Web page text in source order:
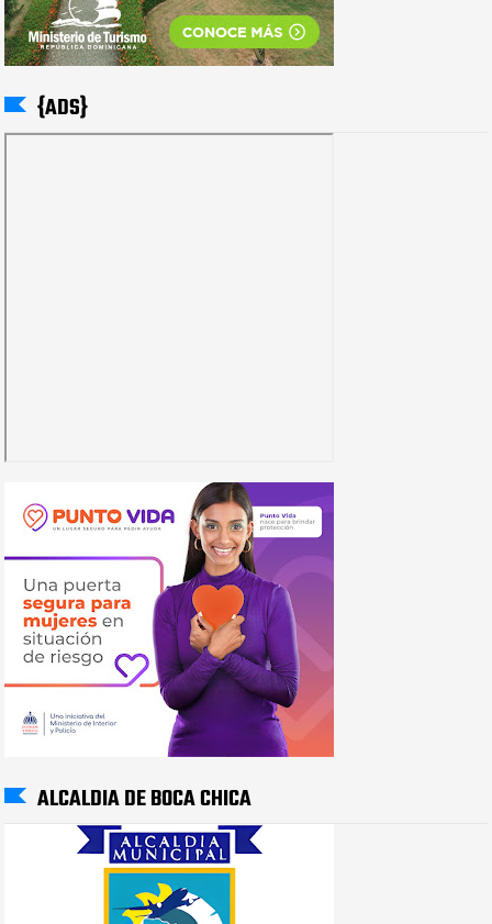
{ADS}
ALCALDIA DE BOCA CHICA